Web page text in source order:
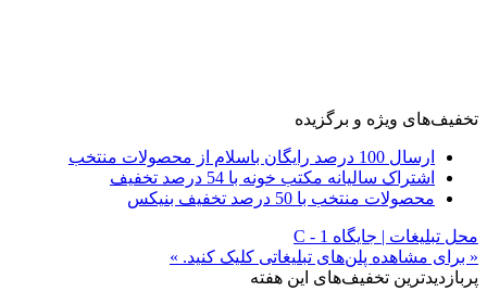
تخفیف‌های ویژه و برگزیده
ارسال 100 درصد رایگان باسلام از محصولات منتخب
اشتراک سالیانه مکتب خونه با 54 درصد تخفیف
محصولات منتخب با 50 درصد تخفیف بنیکس
محل تبلیغات | جایگاه C - 1
« برای مشاهده پلن‌های تبلیغاتی کلیک کنید. »
پربازدیدترین تخفیف‌های این هفته